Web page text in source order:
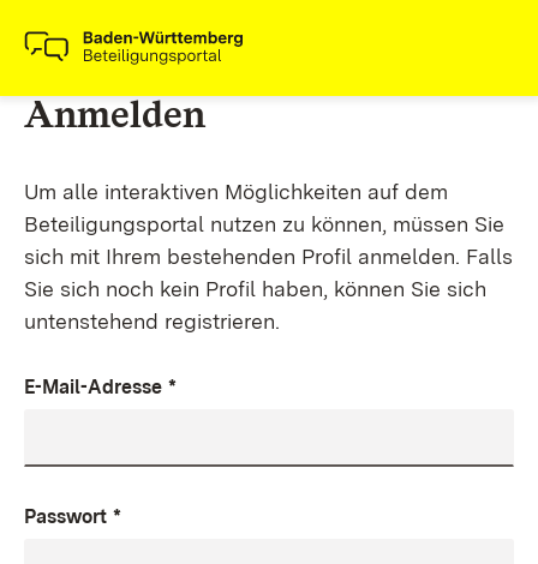
Anmelden
Um alle interaktiven Möglichkeiten auf dem
Beteiligungsportal nutzen zu können, müssen Sie
sich mit Ihrem bestehenden Profil anmelden. Falls
Sie sich noch kein Profil haben, können Sie sich
untenstehend registrieren.
E-Mail-Adresse *
Passwort *